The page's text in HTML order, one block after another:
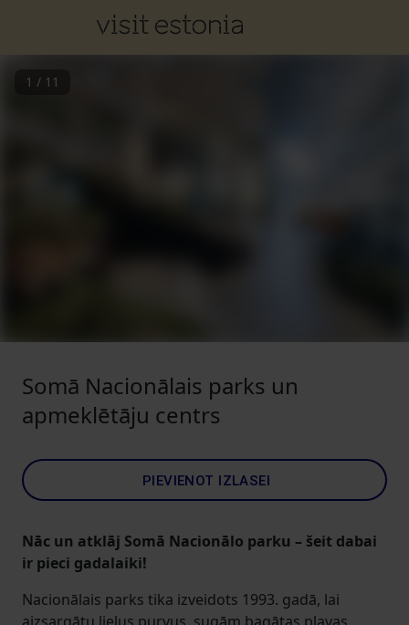
1 / 11
Somā Nacionālais parks un
apmeklētāju centrs
PIEVIENOT IZLASEI
Nāc un atklāj Somā Nacionālo parku – šeit dabai
ir pieci gadalaiki!
Nacionālais parks tika izveidots 1993. gadā, lai